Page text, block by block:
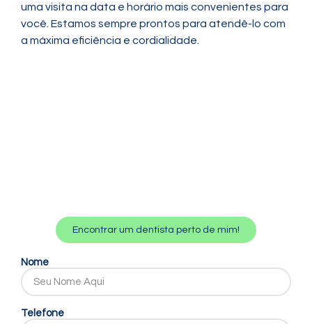
uma visita na data e horário mais convenientes para
você. Estamos sempre prontos para atendê-lo com
a máxima eficiência e cordialidade.
Encontrar um dentista perto de mim!
Nome
Telefone